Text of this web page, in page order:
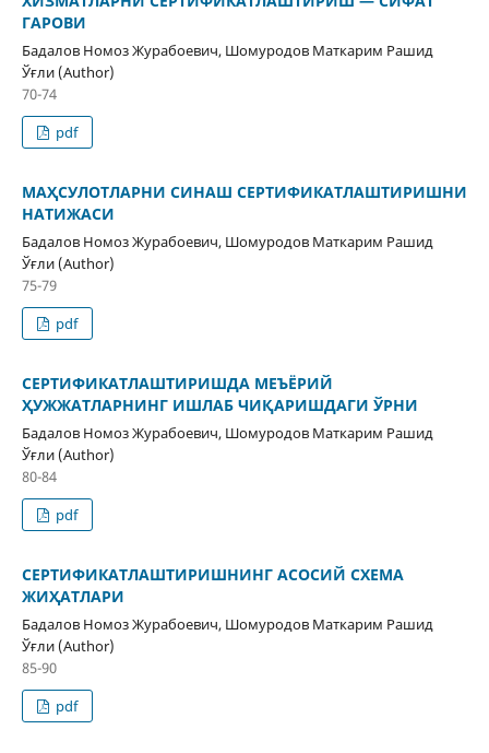
ГАРОВИ
Бадалов Номоз Журабоевич, Шомуродов Маткарим Рашид
Ўғли (Author)
70-74
pdf
МАҲСУЛОТЛАРНИ СИНАШ СЕРТИФИКАТЛАШТИРИШНИ
НАТИЖАСИ
Бадалов Номоз Журабоевич, Шомуродов Маткарим Рашид
Ўғли (Author)
75-79
pdf
СЕРТИФИКАТЛАШТИРИШДА МЕЪЁРИЙ
ҲУЖЖАТЛАРНИНГ ИШЛАБ ЧИҚАРИШДАГИ ЎРНИ
Бадалов Номоз Журабоевич, Шомуродов Маткарим Рашид
Ўғли (Author)
80-84
pdf
СЕРТИФИКАТЛАШТИРИШНИНГ АСОСИЙ СХЕМА
ЖИҲАТЛАРИ
Бадалов Номоз Журабоевич, Шомуродов Маткарим Рашид
Ўғли (Author)
85-90
pdf